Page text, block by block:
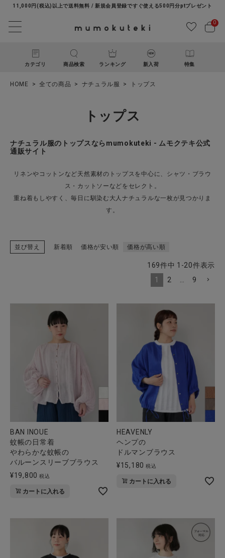
11,000円(税込)以上で送料無料 / 新規会員登録ですぐ使える500円分ptプレゼント
0
カテゴリ 商品検索 ランキング 新入荷 特集
ようこそ ゲスト 様
ファッション雑貨
食品
ギフト
ブランド
全ての商品
ご利用ガイド
お問い合わせ
HOME 全ての商品 ナチュラル服 トップス
トップス
ナチュラル服のトップスならmumokuteki - ムモクテキ公式
通販サイト
リネンやコットンなど天然素材のトップスを中心に、シャツ・ブラウ
ス・カットソーなどをセレクト。
重ね着もしやすく、毎日に馴染む大人ナチュラルな一枚が見つかりま
す。
並び替え 新着順 価格が安い順 価格が高い順
169件中 1 -20件表示
1
2 9
BAN INOUE
蚊帳の日常着
やわらかな蚊帳の
バルーンスリーブブラウス
¥19,800 税込
カートに入れる
HEAVENLY
ヘンプの
ドルマンブラウス
¥15,180 税込
カートに入れる